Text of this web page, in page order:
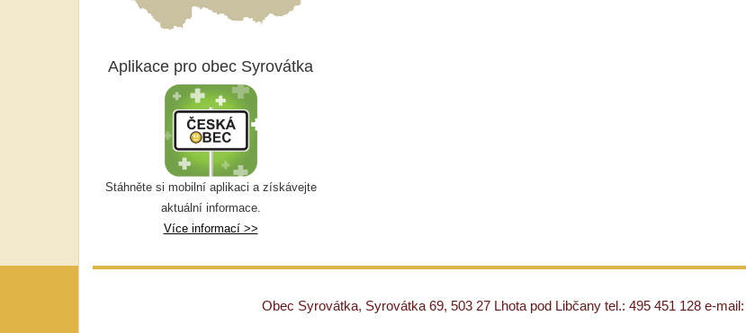
Aplikace pro obec Syrovátka
Stáhněte si mobilní aplikaci a získávejte
aktuální informace.
Více informací >>
Obec Syrovátka, Syrovátka 69, 503 27 Lhota pod Libčany tel.: 495 451 128 e-